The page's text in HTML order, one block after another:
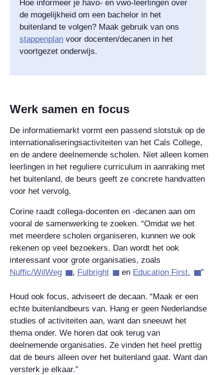
Hoe informeer je havo- en vwo-leerlingen over
de mogelijkheid om een bachelor in het
buitenland te volgen? Maak gebruik van ons
stappenplan voor docenten/decanen in het
voortgezet onderwijs.
Werk samen en focus
De informatiemarkt vormt een passend slotstuk op de
internationaliseringsactiviteiten van het Cals College,
en de andere deelnemende scholen. Niet alleen komen
leerlingen in het reguliere curriculum in aanraking met
het buitenland, de beurs geeft ze concrete handvatten
voor het vervolg.
Corine raadt collega-docenten en -decanen aan om
vooral de samenwerking te zoeken. “Omdat we het
met meerdere scholen organiseren, kunnen we ook
rekenen op veel bezoekers. Dan wordt het ook
interessant voor grote organisaties, zoals
Nuffic/WilWeg
, Fulbright en Education First. ”
Houd ook focus, adviseert de decaan. “Maak er een
echte buitenlandbeurs van. Hang er geen Nederlandse
studies of activiteiten aan, want dan sneeuwt het
thema onder. We horen dat ook terug van
deelnemende organisaties. Ze vinden het heel prettig
dat de beurs alleen over het buitenland gaat. Want dan
versterk je elkaar.”